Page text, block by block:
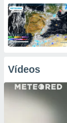
Vídeos